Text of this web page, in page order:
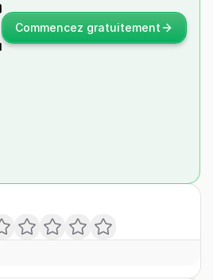
Commencez gratuitement